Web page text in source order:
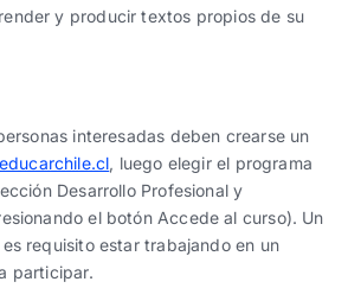
y producir textos propios de su
interesadas deben crearse un
educarchile.cl, luego elegir el programa
Desarrollo Profesional y
el botón Accede al curso). Un
requisito estar trabajando en un
participar.